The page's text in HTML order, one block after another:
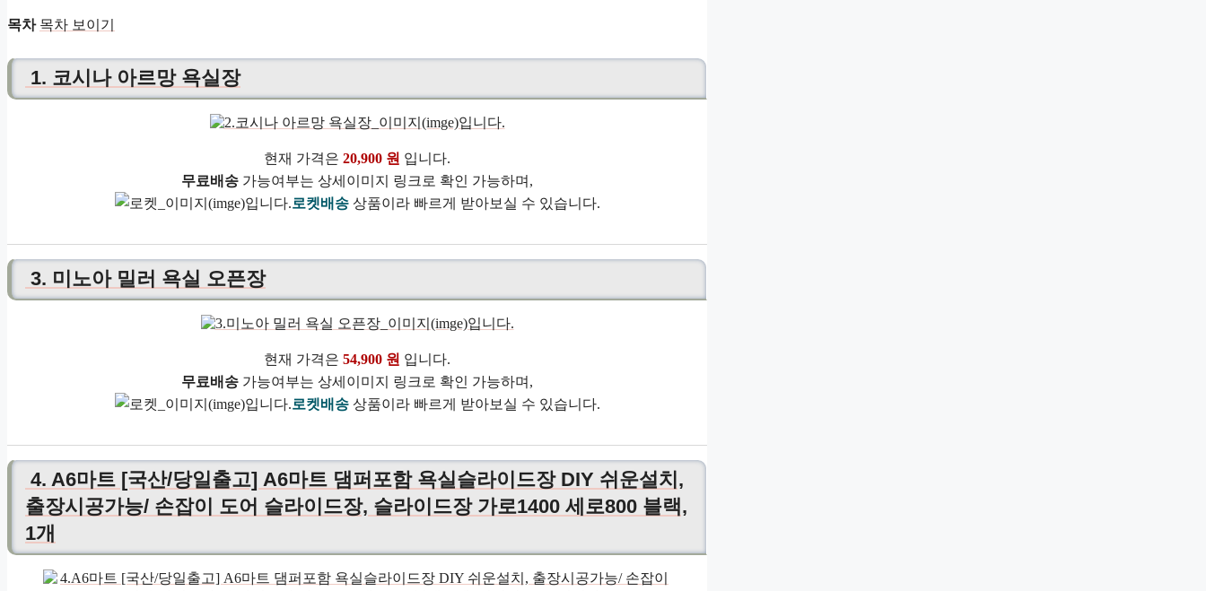
목차 목차 보이기
1. 코시나 아르망 욕실장
현재 가격은 20,900 원 입니다.
무료배송 가능여부는 상세이미지 링크로 확인 가능하며,
로켓배송상품이라 빠르게 받아보실 수 있습니다.
3. 미노아 밀러 욕실 오픈장
현재 가격은 54,900 원 입니다.
무료배송 가능여부는 상세이미지 링크로 확인 가능하며,
로켓배송상품이라 빠르게 받아보실 수 있습니다.
4. A6마트 [국산/당일출고] A6마트 댐퍼포함 욕실슬라이드장 DIY 쉬운설치,
출장시공가능/ 손잡이 도어 슬라이드장, 슬라이드장 가로1400 세로800 블랙,
1개